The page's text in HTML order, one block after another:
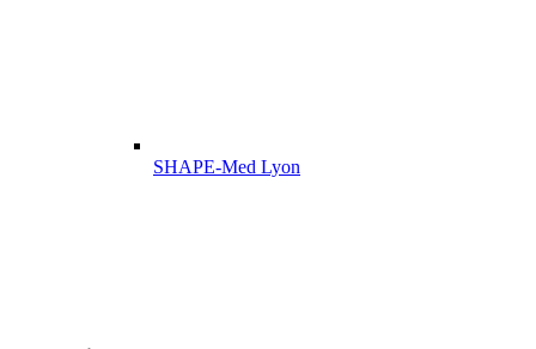
SHAPE-Med Lyon